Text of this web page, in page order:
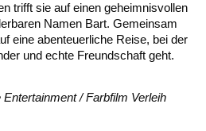
trifft sie auf einen geheimnisvollen
Namen Bart. Gemeinsam
eine abenteuerliche Reise, bei der
und echte Freundschaft geht.
/ Farbfilm Verleih